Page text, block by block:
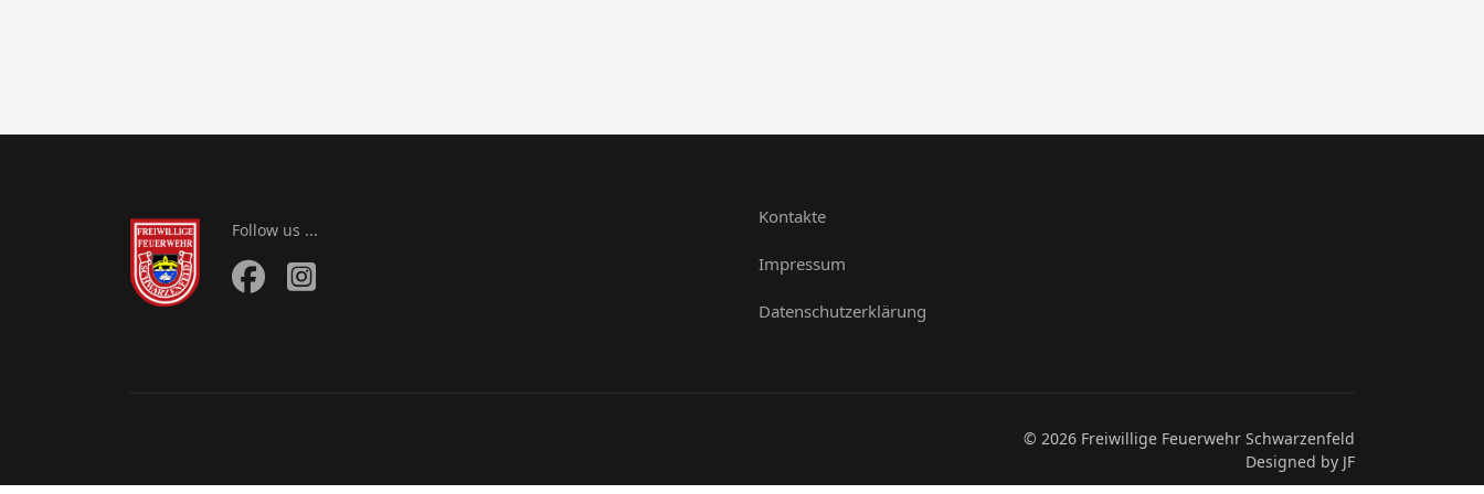
Follow us ...
Kontakte
Impressum
Datenschutzerklärung
© 2026 Freiwillige Feuerwehr Schwarzenfeld
Designed by JF